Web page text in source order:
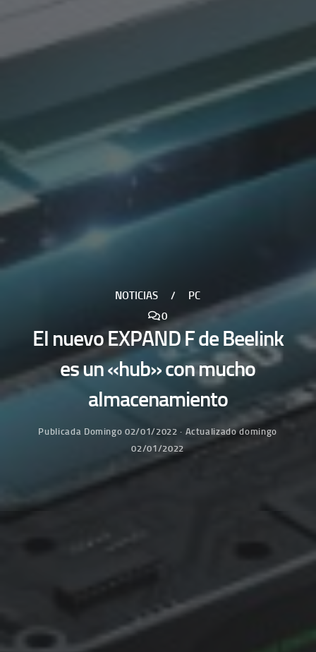
NOTICIAS /
PC
0
El nuevo EXPAND F de Beelink
es un «hub» con mucho
almacenamiento
Publicada Domingo 02/01/2022 · Actualizadodomingo
02/01/2022